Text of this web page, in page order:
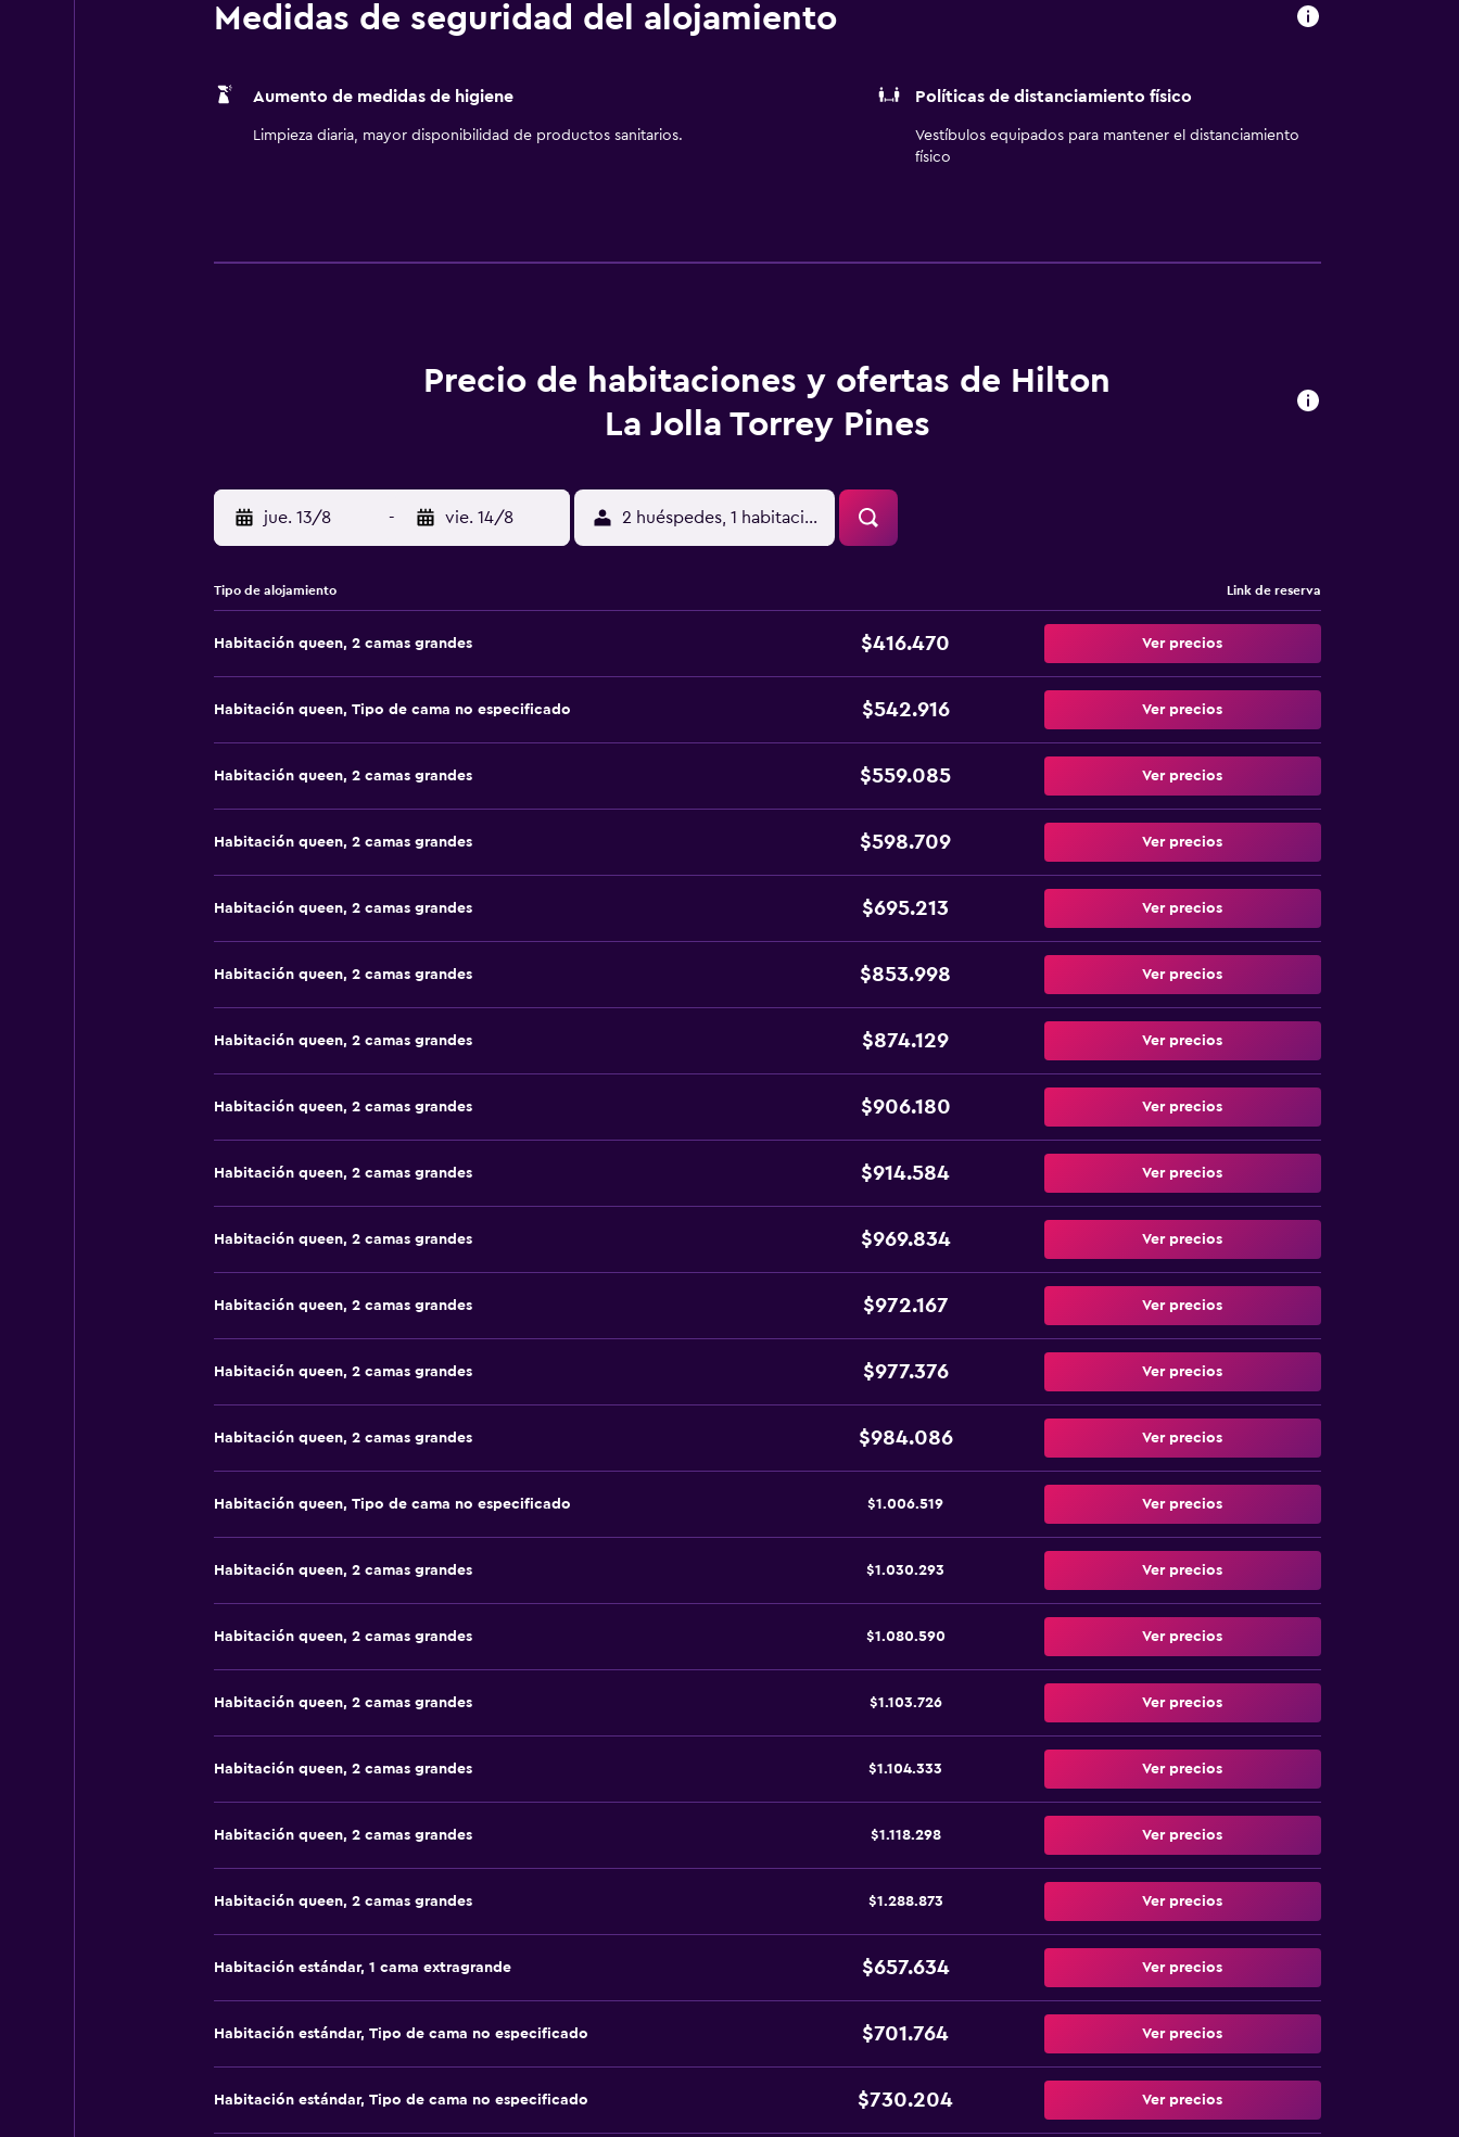
Medidas de seguridad del alojamiento
Aumento de medidas de higiene
Limpieza diaria, mayor disponibilidad de productos sanitarios.
Políticas de distanciamiento físico
Vestíbulos equipados para mantener el distanciamiento
físico
Precio de habitaciones y ofertas de Hilton
La Jolla Torrey Pines
jue. 13/8 - vie. 14/8 2 huéspedes, 1 habitación
Tipo de alojamiento Link de reserva
Habitación queen, 2 camas grandes $416.470 Ver precios
Habitación queen, Tipo de cama no especificado $542.916 Ver precios
Habitación queen, 2 camas grandes $559.085 Ver precios
Habitación queen, 2 camas grandes $598.709 Ver precios
Habitación queen, 2 camas grandes $695.213 Ver precios
Habitación queen, 2 camas grandes $853.998 Ver precios
Habitación queen, 2 camas grandes $874.129 Ver precios
Habitación queen, 2 camas grandes $906.180 Ver precios
Habitación queen, 2 camas grandes $914.584 Ver precios
Habitación queen, 2 camas grandes $969.834 Ver precios
Habitación queen, 2 camas grandes $972.167 Ver precios
Habitación queen, 2 camas grandes $977.376 Ver precios
Habitación queen, 2 camas grandes $984.086 Ver precios
Habitación queen, Tipo de cama no especificado $1.006.519 Ver precios
Habitación queen, 2 camas grandes $1.030.293 Ver precios
Habitación queen, 2 camas grandes $1.080.590 Ver precios
Habitación queen, 2 camas grandes $1.103.726 Ver precios
Habitación queen, 2 camas grandes $1.104.333 Ver precios
Habitación queen, 2 camas grandes $1.118.298 Ver precios
Habitación queen, 2 camas grandes $1.288.873 Ver precios
Habitación estándar, 1 cama extragrande $657.634 Ver precios
Habitación estándar, Tipo de cama no especificado $701.764 Ver precios
Habitación estándar, Tipo de cama no especificado $730.204 Ver precios